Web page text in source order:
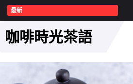
最新
咖啡時光茶語